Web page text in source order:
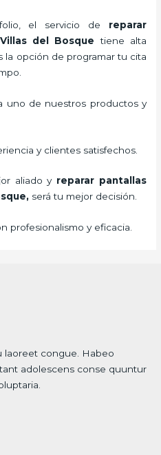
el servicio de reparar
del Bosque tiene alta
la opción de programar tu cita
uno de nuestros productos y
y clientes satisfechos.
aliado y reparar pantallas
será tu mejor decisión.
profesionalismo y eficacia.
laoreet congue. Habeo
adolescens conse quuntur